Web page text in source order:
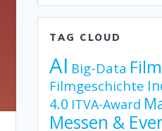
TAG CLOUD
AI Big-Data
Filmgeschichte
4.0 ITVA-Award
Messen &